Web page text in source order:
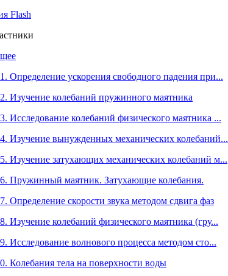
Flash
Определение ускорения свободного падения при...
Изучение колебаний пружинного маятника
Исследование колебаний физического маятника ...
Изучение вынужденных механических колебаний...
Изучение затухающих механических колебаний м...
Пружинный маятник. Затухающие колебания.
Определение скорости звука методом сдвига фаз
Изучение колебаний физического маятника (гру...
Исследование волнового процесса методом сто...
Колебания тела на поверхности воды